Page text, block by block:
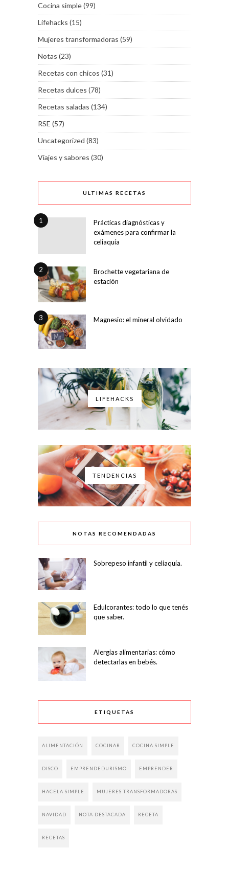
Cocina simple(99)
Lifehacks (15)
Mujeres transformadoras (59)
Notas (23)
Recetas con chicos (31)
Recetas dulces (78)
Recetas saladas (134)
RSE (57)
Uncategorized (83)
Viajes y sabores (30)
ULTIMAS RECETAS
1
Prácticas diagnósticas y
exámenes para confirmar la
celiaquía
2
Brochette vegetariana de
estación
3 Magnesio: el mineral olvidado
LIFEHACKS
TENDENCIAS
NOTAS RECOMENDADAS
Sobrepeso infantil y celiaquía.
Edulcorantes: todo lo que tenés
que saber.
Alergias alimentarias: cómo
detectarlas en bebés.
ETIQUETAS
ALIMENTACIÓN COCINAR COCINA SIMPLE
DISCO EMPRENDEDURISMO EMPRENDER
HACELA SIMPLE MUJERES TRANSFORMADORAS
NAVIDAD NOTA DESTACADA RECETA
RECETAS